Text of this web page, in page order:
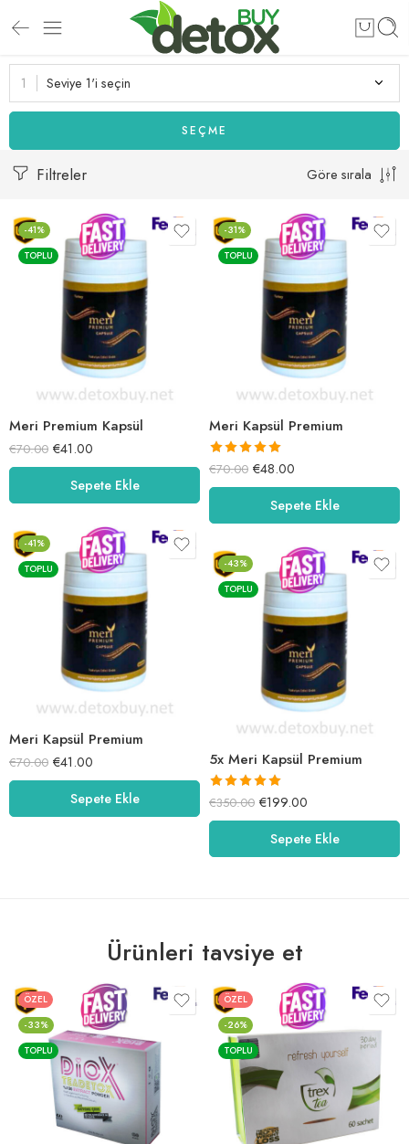
Seviye 1'i seçin
SEÇME
Filtreler Göre sırala
-41%
TOPLU
Meri Premium Kapsül
€70.00 €41.00
Sepete Ekle
-31%
TOPLU
Meri Kapsül Premium
5 üzerinden
5.00oy aldı
€70.00 €48.00
Sepete Ekle
-41%
TOPLU
Meri Kapsül Premium
€70.00 €41.00
Sepete Ekle
-43%
TOPLU
5x Meri Kapsül Premium
5 üzerinden
5.00oy aldı
€350.00 €199.00
Sepete Ekle
Ürünleri tavsiye et
ÖZEL
-33%
TOPLU
ÖZEL
-26%
TOPLU